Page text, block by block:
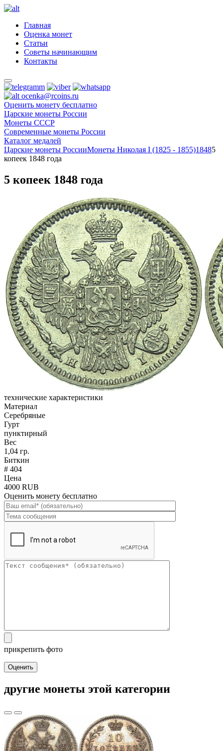
Главная
Оценка монет
Статьи
Советы начинающим
Контакты
ocenka@rcoins.ru
Оценить монету бесплатно
Царские монеты России
Монеты СССР
Современные монеты России
Каталог медалей
Царские монеты РоссииМонеты Николая I (1825 - 1855)18485
копеек 1848 года
5 копеек 1848 года
технические характеристики
Материал
Серебряные
Гурт
пунктирный
Вес
1,04 гр.
Биткин
# 404
Цена
4000 RUB
Оценить монету бесплатно
прикрепить фото
Оценить
другие монеты этой категории